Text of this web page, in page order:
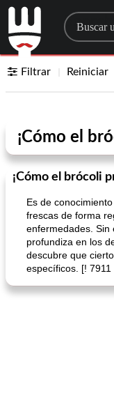
Filtrar Reiniciar
¡Cómo el
¡Cómo el brócoli
Es de
frescas de forma
enfermedades. Sin
profundiza en los
descubre que
específicos. [! 7911